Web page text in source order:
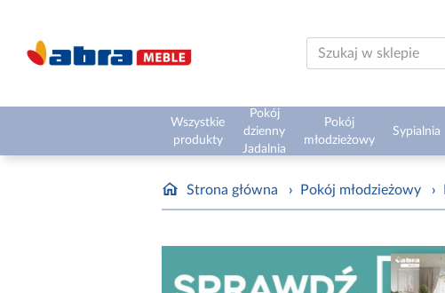
Wszystkie
produkty
Pokój
dzienny
Jadalnia
Pokój
młodzieżowy
Sypialnia
Strona główna › Pokój młodzieżowy ›